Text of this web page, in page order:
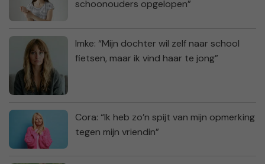
schoonouders opgelopen”
Imke: “Mijn dochter wil zelf naar school
fietsen, maar ik vind haar te jong”
Cora: “Ik heb zo’n spijt van mijn opmerking
tegen mijn vriendin”